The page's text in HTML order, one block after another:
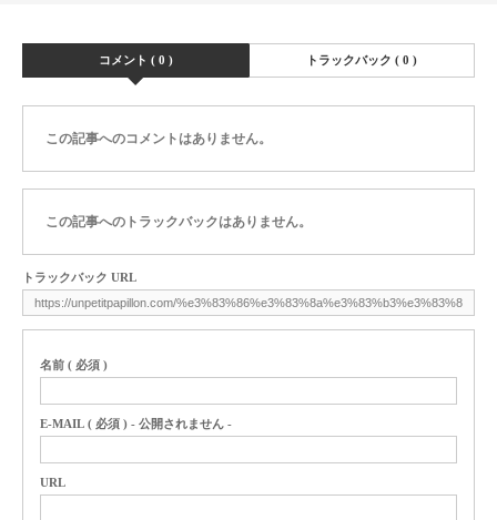
コメント ( 0 ) トラックバック ( 0 )
この記事へのコメントはありません。
この記事へのトラックバックはありません。
トラックバック URL
名前 ( 必須 )
E-MAIL ( 必須 ) - 公開されません -
URL